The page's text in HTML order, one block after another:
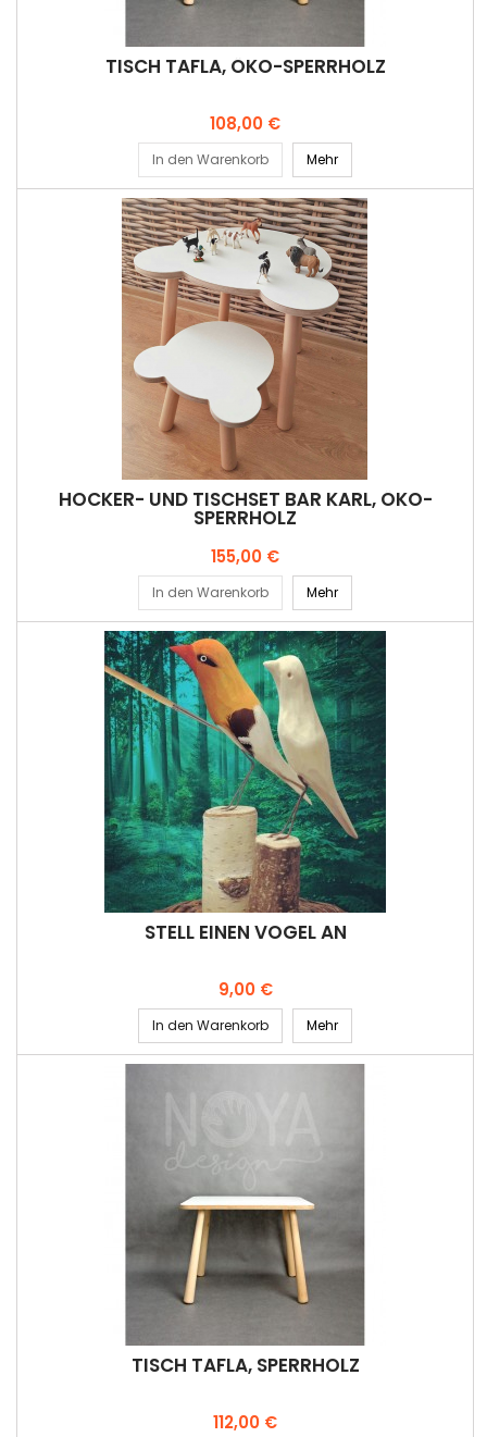
TISCH TAFLA, ÖKO-SPERRHOLZ
Preis
108,00 €
In den Warenkorb Mehr
HOCKER- UND TISCHSET BÄR KARL, ÖKO-
SPERRHOLZ
Preis
155,00 €
In den Warenkorb Mehr
STELL EINEN VOGEL AN
Preis
9,00 €
In den Warenkorb Mehr
TISCH TAFLA, SPERRHOLZ
Preis
112,00 €